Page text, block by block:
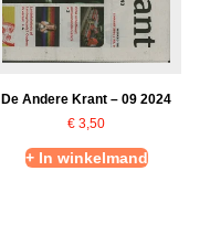
De Andere Krant – 09 2024
€ 3,50
+ In winkelmand